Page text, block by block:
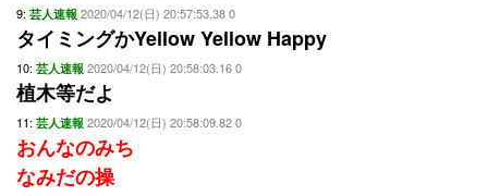
9: 芸人速報 2020/04/12(日) 20:57:53.38 0
タイミングかYellow Yellow Happy
10: 芸人速報 2020/04/12(日) 20:58:03.16 0
植木等だよ
11: 芸人速報 2020/04/12(日) 20:58:09.82 0
おんなのみち
なみだの操